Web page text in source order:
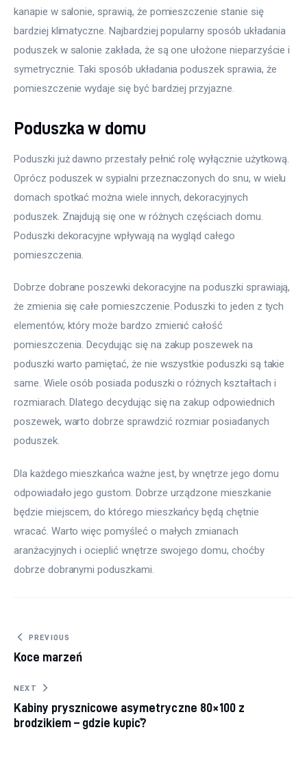
kanapie w salonie, sprawią, że pomieszczenie stanie się
bardziej klimatyczne. Najbardziej popularny sposób układania
poduszek w salonie zakłada, że są one ułożone nieparzyście i
symetrycznie. Taki sposób układania poduszek sprawia, że
pomieszczenie wydaje się być bardziej przyjazne.
Poduszka w domu
Poduszki już dawno przestały pełnić rolę wyłącznie użytkową.
Oprócz poduszek w sypialni przeznaczonych do snu, w wielu
domach spotkać można wiele innych, dekoracyjnych
poduszek. Znajdują się one w różnych częściach domu.
Poduszki dekoracyjne wpływają na wygląd całego
pomieszczenia.
Dobrze dobrane poszewki dekoracyjne na poduszki sprawiają,
że zmienia się całe pomieszczenie. Poduszki to jeden z tych
elementów, który może bardzo zmienić całość
pomieszczenia. Decydując się na zakup poszewek na
poduszki warto pamiętać, że nie wszystkie poduszki są takie
same. Wiele osób posiada poduszki o różnych kształtach i
rozmiarach. Dlatego decydując się na zakup odpowiednich
poszewek, warto dobrze sprawdzić rozmiar posiadanych
poduszek.
Dla każdego mieszkańca ważne jest, by wnętrze jego domu
odpowiadało jego gustom. Dobrze urządzone mieszkanie
będzie miejscem, do którego mieszkańcy będą chętnie
wracać. Warto więc pomyśleć o małych zmianach
aranżacyjnych i ocieplić wnętrze swojego domu, choćby
dobrze dobranymi poduszkami.
Nawigacja wpisu
PREVIOUS
Koce marzeń
NEXT
Kabiny prysznicowe asymetryczne 80×100 z
brodzikiem – gdzie kupić?